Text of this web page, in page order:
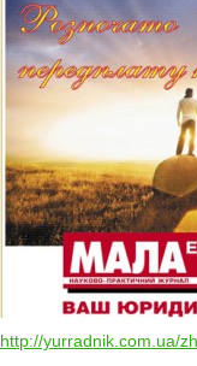
http://yurradnik.com.ua/